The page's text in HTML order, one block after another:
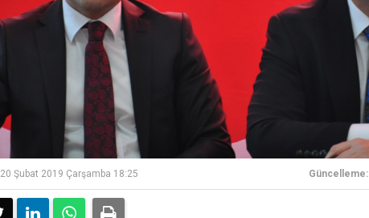
20 Şubat 2019 Çarşamba 18:25 Güncelleme: